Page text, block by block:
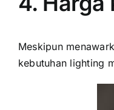
Meskipun
kebutuhan lighting